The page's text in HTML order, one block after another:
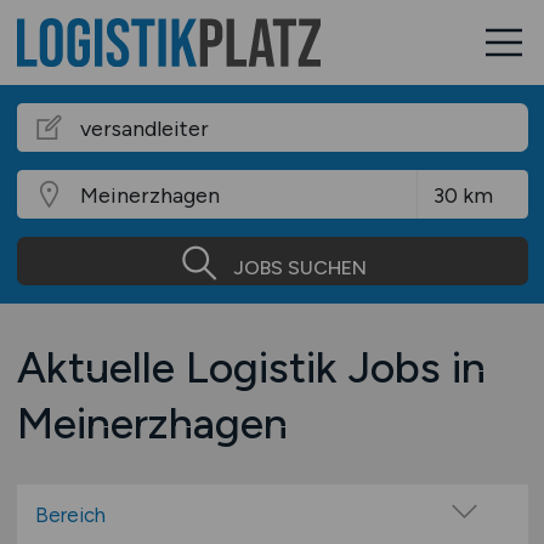
JOBS SUCHEN
Aktuelle Logistik Jobs in
Meinerzhagen
Bereich